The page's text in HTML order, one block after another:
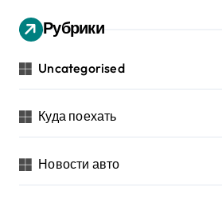
Рубрики
Uncategorised
Куда поехать
Новости авто